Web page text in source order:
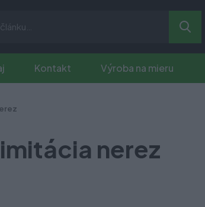
Kontakt Výroba na mieru
nerez